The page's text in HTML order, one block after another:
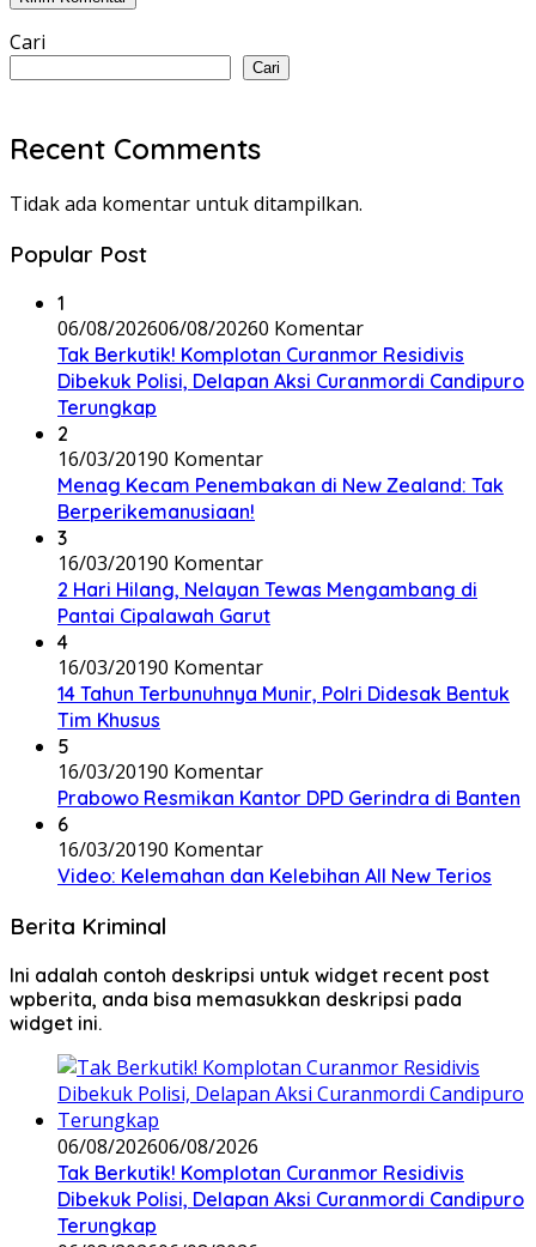
Cari
Cari
Recent Comments
Tidak ada komentar untuk ditampilkan.
Popular Post
1
06/08/202606/08/20260 Komentar
Tak Berkutik! Komplotan Curanmor Residivis
Dibekuk Polisi, Delapan Aksi Curanmordi Candipuro
Terungkap
2
16/03/20190 Komentar
Menag Kecam Penembakan di New Zealand: Tak
Berperikemanusiaan!
3
16/03/20190 Komentar
2 Hari Hilang, Nelayan Tewas Mengambang di
Pantai Cipalawah Garut
4
16/03/20190 Komentar
14 Tahun Terbunuhnya Munir, Polri Didesak Bentuk
Tim Khusus
5
16/03/20190 Komentar
Prabowo Resmikan Kantor DPD Gerindra di Banten
6
16/03/20190 Komentar
Video: Kelemahan dan Kelebihan All New Terios
Berita Kriminal
Ini adalah contoh deskripsi untuk widget recent post
wpberita, anda bisa memasukkan deskripsi pada
widget ini.
06/08/202606/08/2026
Tak Berkutik! Komplotan Curanmor Residivis
Dibekuk Polisi, Delapan Aksi Curanmordi Candipuro
Terungkap